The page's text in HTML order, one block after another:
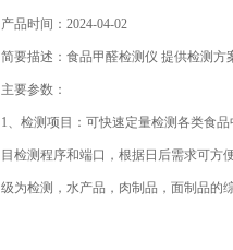
产品时间：2024-04-02
简要描述：食品甲醛检测仪 提供检测方
主要参数：
1、检测项目：可快速定量检测各类食
目检测程序和端口，根据日后需求可方
级为检测，水产品，肉制品，面制品的